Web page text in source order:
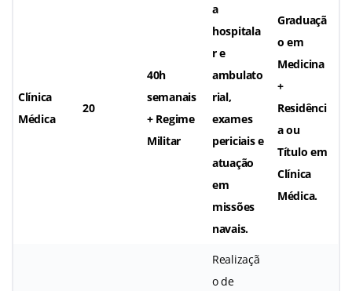
Clínica
Médica
20
40h
semanais
+ Regime
Militar
a
hospitala
r e
ambulato
rial,
exames
periciais e
atuação
em
missões
navais.
Graduaçã
o em
Medicina
+
Residênci
a ou
Título em
Clínica
Médica.
Realizaçã
o de